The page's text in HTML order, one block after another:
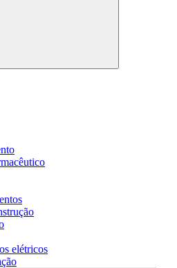
elétricos